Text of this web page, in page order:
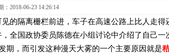
：2018-06-23 14:26:14
隔离栅栏前进，车子在高速公路上比人走得
全国政协委员陈德在小组讨论中介绍了自己一
期，而引发这种漫天大雾的一个主要原因就是